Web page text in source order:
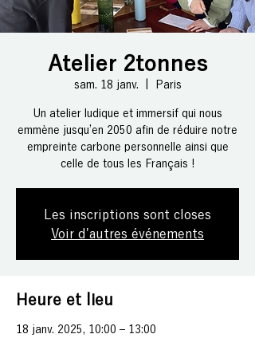
Atelier 2tonnes
sam. 18 janv. Paris
Un atelier ludique et immersif qui nous
emmène jusqu’en 2050 afin de réduire notre
empreinte carbone personnelle ainsi que
celle de tous les Français !
Les inscriptions sont closes
Voir d'autres événements
Heure et lieu
18 janv. 2025, 10:00 – 13:00